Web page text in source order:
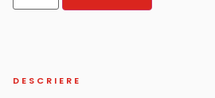
DESCRIERE